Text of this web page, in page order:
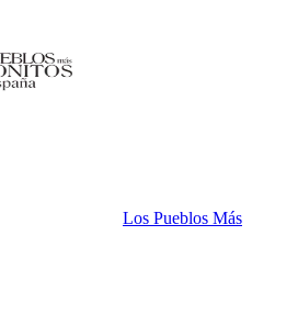
Los Pueblos Más